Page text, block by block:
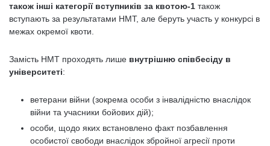
також інші категорії вступників за квотою-1 також
вступають за результатами НМТ, але беруть участь у конкурсі в
межах окремої квоти.
Замість НМТ проходять лише внутрішню співбесіду в
університеті:
ветерани війни (зокрема особи з інвалідністю внаслідок
війни та учасники бойових дій);
особи, щодо яких встановлено факт позбавлення
особистої свободи внаслідок збройної агресії проти